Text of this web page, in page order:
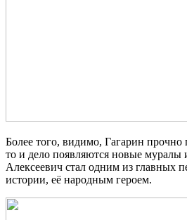
Более того, видимо, Гагарин
то и дело появляются новые
Алексеевич стал одним из главных
истории, её народным героем.